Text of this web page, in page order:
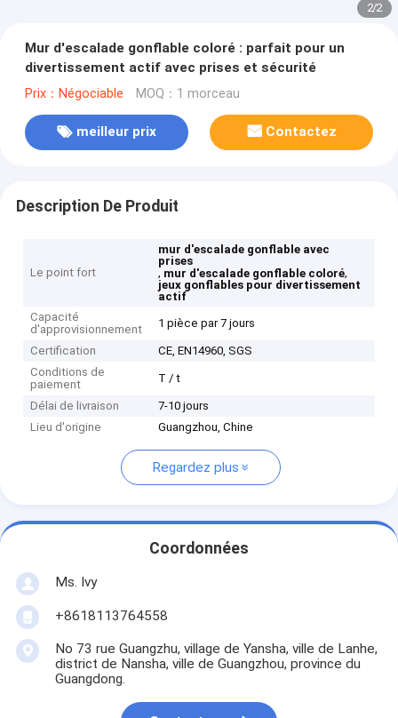
2/2
Mur d'escalade gonflable coloré : parfait pour un
divertissement actif avec prises et sécurité
Prix：Négociable MOQ：1 morceau
meilleur prix Contactez
Description De Produit
Le point fort
mur d'escalade gonflable avec
prises
, mur d'escalade gonflable coloré,
jeux gonflables pour divertissement
actif
Capacité
d'approvisionnement
1 pièce par 7 jours
Certification
CE, EN14960, SGS
Conditions de
paiement
T / t
Délai de livraison
7-10 jours
Lieu d'origine
Guangzhou, Chine
Regardez plus
Coordonnées
Ms. Ivy
+8618113764558
No 73 rue Guangzhu, village de Yansha, ville de Lanhe,
district de Nansha, ville de Guangzhou, province du
Guangdong.